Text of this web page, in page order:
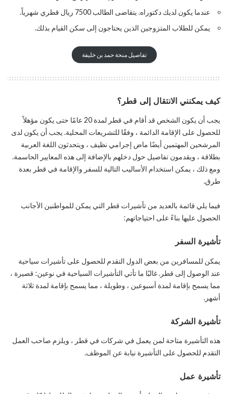
عندما يكون لديك دكتوراه. يتقاضى الطالب 7500 ريال قطري شهرياً.
يمكن للطلاب المتزوجين الذين يحتاجون إلى سكن القيام بذلك.
تفاصيل منحة حمد بن خليفة
كيف يمكنني الانتقال إلى قطر؟
يجب أن يكون الشخص قد أقام في قطر لمدة 20 عامًا حتى يكون مؤهلاً
للحصول على الإقامة الدائمة ، وفقًا للتشريعات المحلية. يجب أن يكون لدى
المرشحين المهتمين أيضًا ماض إجرامي نظيف ، ويتحدثون اللغة العربية
بطلاقة ، ويقدمون تفاصيل حول دخلهم بالإضافة إلى هذه المعايير الحاسمة.
ومع ذلك ، يمكن استخدام الأساليب التالية للسفر والإقامة في قطر بعدة
طرق.
فيما يلي قائمة بالعديد من تأشيرات قطر التي يمكن للمواطنين الأجانب
الحصول عليها بناءً على احتياجاتهم:
تأشيرة السفر
يمكن للمسافرين من بعض الدول التقدم للحصول على تأشيرات سياحية
عند الوصول إلى قطر. غالبًا ما تأتي التأشيرات السياحية في نوعين: قصيرة ،
مما يسمح بإقامة لمدة أسبوعين ، وطويلة ، مما يسمح بإقامة لمدة ثلاثة
أشهر.
تأشيرة الشركة
هذه التأشيرة متاحة لمن يعمل في شركات في قطر ، ويلزم صاحب العمل
التقدم للحصول على التأشيرة نيابة عن الموظف.
تأشيرة عمل